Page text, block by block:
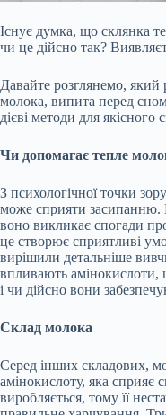
Існує думка, що склянка
чи це дійсно так?
Давайте розглянемо,
молока, випита перед
дієві методи для якісного
Чи допомагає тепле
З психологічної точки
може сприяти засипанню.
воно викликає спогади
це створює сприятливі
вирішили детальніше
впливають амінокислоти,
і чи дійсно вони
Склад молока
Серед інших складових,
амінокислоту, яка сприяє
виробляється, тому її